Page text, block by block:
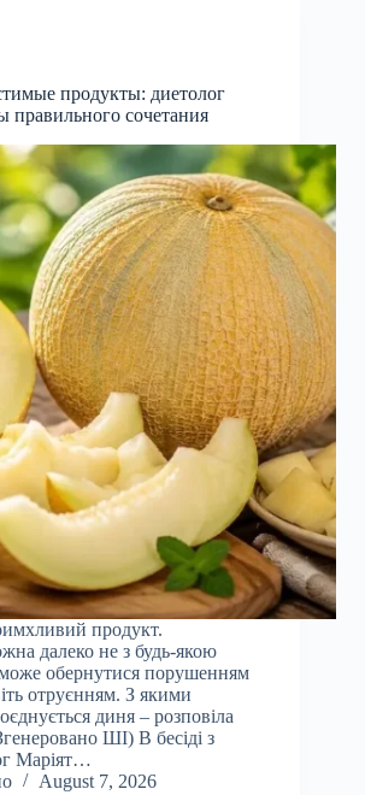
продукты: диетолог
правильного сочетания
продукт.
далеко не з будь-якою
обернутися порушенням
отруєнням. З якими
диня – розповіла
ШІ) В бесіді з
Маріят…
August 7, 2026